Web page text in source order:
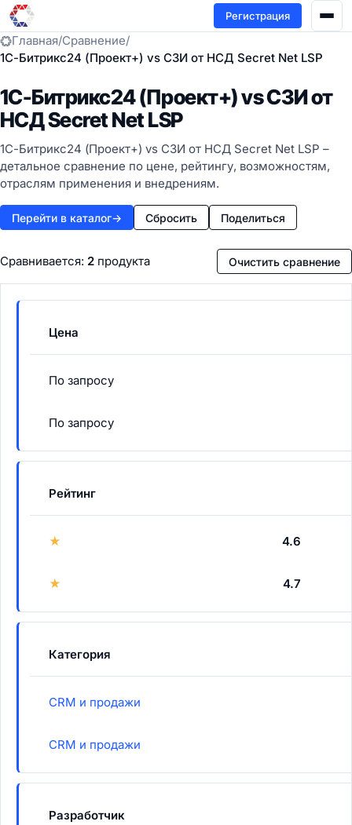
Регистрация
Главная/Сравнение/
1С-Битрикс24 (Проект+) vs СЗИ от НСД Secret Net LSP
1С-Битрикс24 (Проект+) vs СЗИ от
НСД Secret Net LSP
1С-Битрикс24 (Проект+) vs СЗИ от НСД Secret Net LSP –
детальное сравнение по цене, рейтингу, возможностям,
отраслям применения и внедрениям.
Перейти в каталог→ Сбросить Поделиться
Сравнивается: 2 продукта Очистить сравнение
Цена
По запросу
По запросу
Рейтинг
★ 4.6
★ 4.7
Категория
CRM и продажи
CRM и продажи
Разработчик